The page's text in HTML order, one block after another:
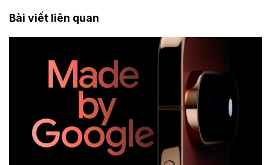
Bài viết liên quan